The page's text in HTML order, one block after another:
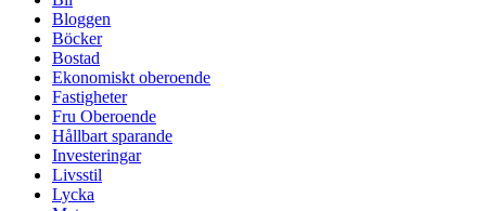
Bloggen
Böcker
Bostad
Ekonomiskt oberoende
Fastigheter
Fru Oberoende
Hållbart sparande
Investeringar
Livsstil
Lycka